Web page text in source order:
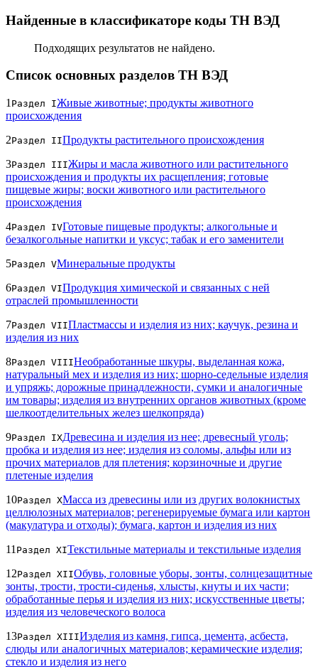
Найденные в классификаторе коды ТН ВЭД
Подходящих результатов не найдено.
Список основных разделов ТН ВЭД
1 Раздел IЖивые животные; продукты животного
происхождения
2Раздел IIПродукты растительного происхождения
3Раздел IIIЖиры и масла животного или растительного
происхождения и продукты их расщепления; готовые
пищевые жиры; воски животного или растительного
происхождения
4Раздел IVГотовые пищевые продукты; алкогольные и
безалкогольные напитки и уксус; табак и его заменители
5Раздел VМинеральные продукты
6Раздел VIПродукция химической и связанных с ней
отраслей промышленности
7Раздел VIIПластмассы и изделия из них; каучук, резина и
изделия из них
8Раздел VIIIНеобработанные шкуры, выделанная кожа,
натуральный мех и изделия из них; шорно-седельные изделия
и упряжь; дорожные принадлежности, сумки и аналогичные
им товары; изделия из внутренних органов животных (кроме
шелкоотделительных желез шелкопряда)
9Раздел IXДревесина и изделия из нее; древесный уголь;
пробка и изделия из нее; изделия из соломы, альфы или из
прочих материалов для плетения; корзиночные и другие
плетеные изделия
10Раздел XМасса из древесины или из других волокнистых
целлюлозных материалов; регенерируемые бумага или картон
(макулатура и отходы); бумага, картон и изделия из них
11 Раздел XIТекстильные материалы и текстильные изделия
12Раздел XIIОбувь, головные уборы, зонты, солнцезащитные
зонты, трости, трости-сиденья, хлысты, кнуты и их части;
обработанные перья и изделия из них; искусственные цветы;
изделия из человеческого волоса
13Раздел XIIIИзделия из камня, гипса, цемента, асбеста,
слюды или аналогичных материалов; керамические изделия;
стекло и изделия из него